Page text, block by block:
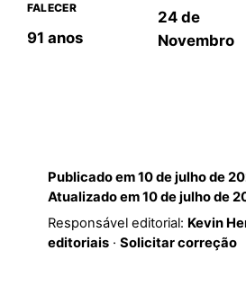
FALECER
91 anos
24 de
Novembro
Publicado em10 de julho de
Atualizado em10 de julho de
Responsável editorial: Kevin
editoriais· Solicitar correção